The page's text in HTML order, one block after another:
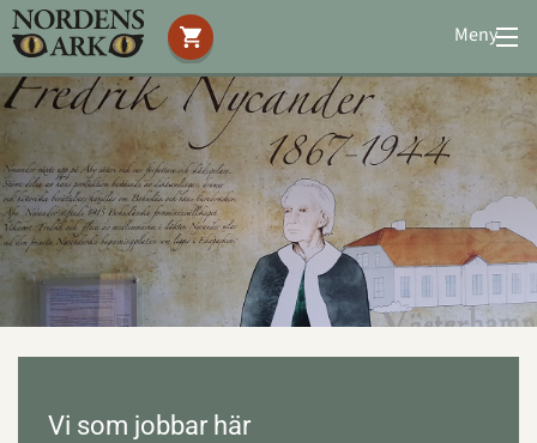
Meny
Stöd oss
Besök oss
Djuren
Bevarande
Utbildning
Boende
Konferens
Vi som jobbar här